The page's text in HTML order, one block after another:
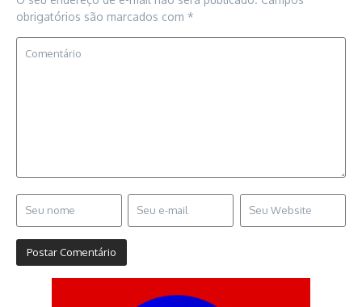
obrigatórios são marcados com *